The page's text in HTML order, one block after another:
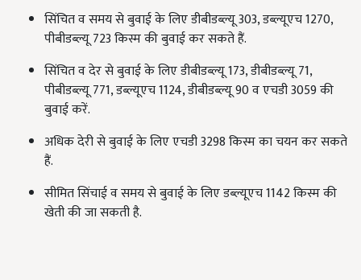
सिंचित व समय से बुवाई के लिए डीबीडब्ल्यू 303, डब्ल्यूएच 1270,
पीबीडब्ल्यू 723 किस्म की बुवाई कर सकते हैं.
सिंचित व देर से बुवाई के लिए डीबीडब्ल्यू 173, डीबीडब्ल्यू 71,
पीबीडब्ल्यू 771, डब्ल्यूएच 1124, डीबीडब्ल्यू 90 व एचडी 3059 की
बुवाई करें.
अधिक देरी से बुवाई के लिए एचडी 3298 किस्म का चयन कर सकते
हैं.
सीमित सिंचाई व समय से बुवाई के लिए डब्ल्यूएच 1142 किस्म की
खेती की जा सकती है.